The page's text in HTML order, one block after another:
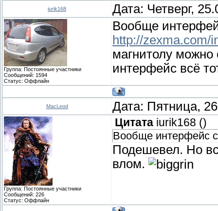
iurik168 Дата: Четверг,
Группа: Постоянные участники
Сообщений: 1594
Статус: Оффлайн
Вообще
http://zexma.com/
магнитолу можно
интерфейс всё
MacLeod Дата: Пятница,
Группа: Постоянные участники
Сообщений: 226
Статус: Оффлайн
Цитата iurik168 ()
Вообще интерфейс
Подешевел. Но
влом.